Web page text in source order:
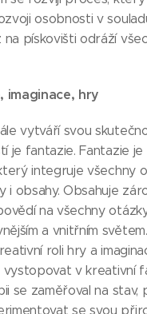
osobnosti v
na pískovišti odráží
imaginace, hry
vytváří svou
je fantazie. Fantazie
integruje všechny
i obsahy. Obsahuje
na všechny
a vnitřním
roli hry a
vystopovat v kreativní
se zaměřoval na stav,
se svou